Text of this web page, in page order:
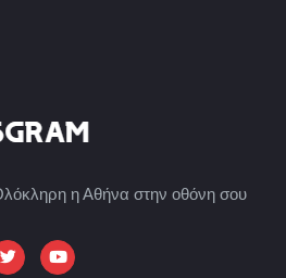
η Αθήνα στην οθόνη σου